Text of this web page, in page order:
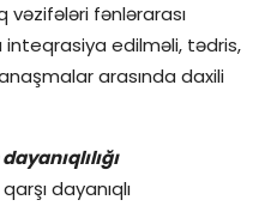
vəzifələri fənlərarası
inteqrasiya edilməli, tədris,
arasında daxili
dayanıqlı